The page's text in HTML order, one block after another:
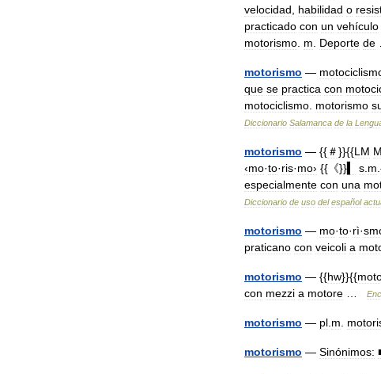
velocidad
habilidad o
practicado con un vehículo
motorismo m Deporte de
motorismo —
que se practica con
motociclismo motorismo
Diccionario Salamanca de la
motorismo — {{＃}}{{LM
‹mo·to·ris·mo› {{《}} s m
especialmente con una
Diccionario de uso del español
motorismo — mo·to·rì·
praticano con veicoli a
motorismo — {{hw}}{{
con mezzi a motore
motorismo — pl m
motorismo — Sinónimos: